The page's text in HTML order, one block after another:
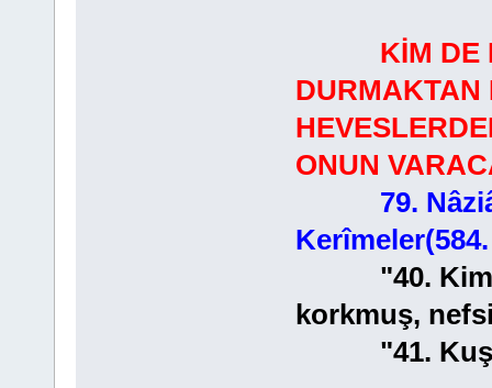
KİM DE
DURMAKTAN
ONUN
79.
"40. Kim
korkmuş,
"41.